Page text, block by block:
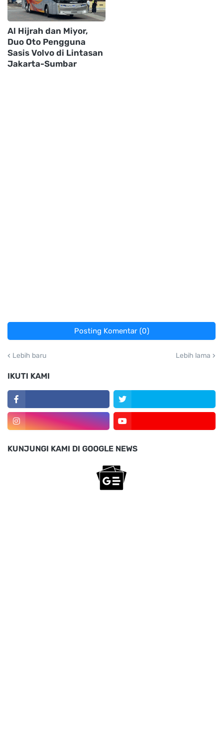
Al Hijrah dan Miyor,
Duo Oto Pengguna
Sasis Volvo di Lintasan
Jakarta-Sumbar
Posting Komentar (0)
Lebih baru Lebih lama
IKUTI KAMI
KUNJUNGI KAMI DI GOOGLE NEWS